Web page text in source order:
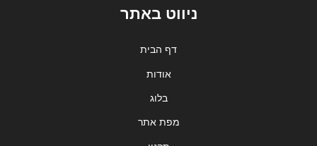
ניווט באתר
דף הבית
אודות
בלוג
מפת אתר